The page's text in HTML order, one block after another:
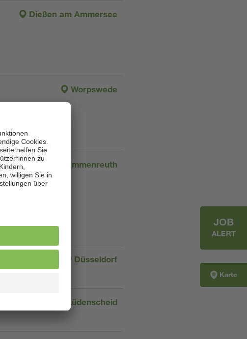
Dießen am Ammersee
Worpswede
Immenreuth
Düsseldorf
Lüdenscheid
JOB
ALERT
Karte